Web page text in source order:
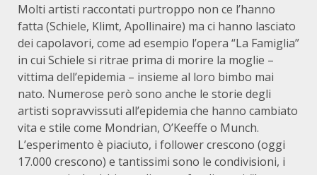
Molti artisti raccontati purtroppo non ce l’hanno
fatta (Schiele, Klimt, Apollinaire) ma ci hanno lasciato
dei capolavori, come ad esempio l’opera “La Famiglia”
in cui Schiele si ritrae prima di morire la moglie –
vittima dell’epidemia – insieme al loro bimbo mai
nato. Numerose però sono anche le storie degli
artisti sopravvissuti all’epidemia che hanno cambiato
vita e stile come Mondrian, O’Keeffe o Munch.
L’esperimento è piaciuto, i follower crescono (oggi
17.000 crescono) e tantissimi sono le condivisioni, i